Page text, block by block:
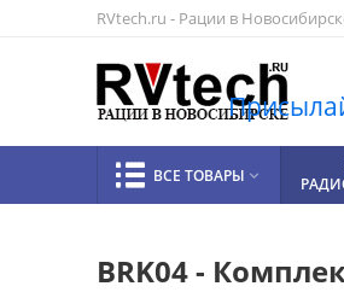
RVtech.ru - Рации в
ВСЕ ТОВАРЫ 
BRK04 -